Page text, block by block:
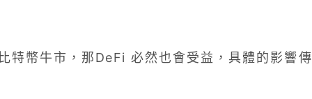
特幣牛市，那DeFi 必然也會受益，具體的影響傳